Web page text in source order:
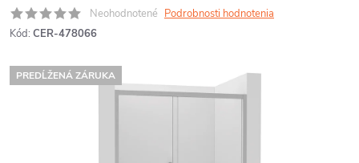
Neohodnotené Podrobnosti hodnotenia
Kód: CER-478066
PREDĹŽENÁ ZÁRUKA